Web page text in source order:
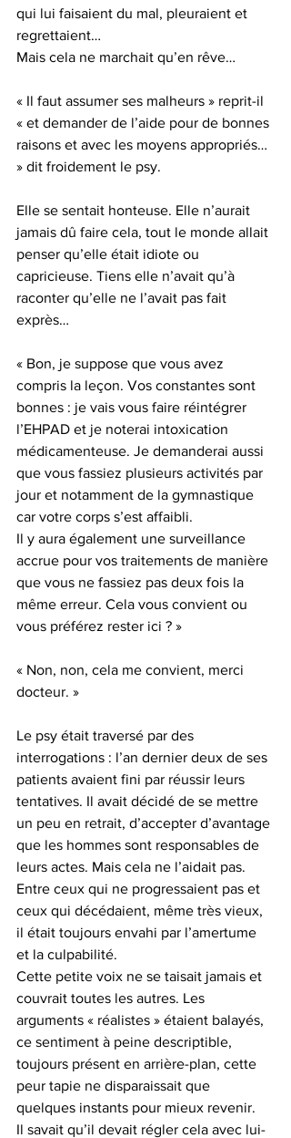
qui lui faisaient du mal, pleuraient et
regrettaient…
Mais cela ne marchait qu’en rêve…
« Il faut assumer ses malheurs » reprit-il
« et demander de l’aide pour de bonnes
raisons et avec les moyens appropriés…
» dit froidement le psy.
Elle se sentait honteuse. Elle n’aurait
jamais dû faire cela, tout le monde allait
penser qu’elle était idiote ou
capricieuse. Tiens elle n’avait qu’à
raconter qu’elle ne l’avait pas fait
exprès…
« Bon, je suppose que vous avez
compris la leçon. Vos constantes sont
bonnes : je vais vous faire réintégrer
l’EHPAD et je noterai intoxication
médicamenteuse. Je demanderai aussi
que vous fassiez plusieurs activités par
jour et notamment de la gymnastique
car votre corps s’est affaibli.
Il y aura également une surveillance
accrue pour vos traitements de manière
que vous ne fassiez pas deux fois la
même erreur. Cela vous convient ou
vous préférez rester ici ? »
« Non, non, cela me convient, merci
docteur. »
Le psy était traversé par des
interrogations : l’an dernier deux de ses
patients avaient fini par réussir leurs
tentatives. Il avait décidé de se mettre
un peu en retrait, d’accepter d’avantage
que les hommes sont responsables de
leurs actes. Mais cela ne l’aidait pas.
Entre ceux qui ne progressaient pas et
ceux qui décédaient, même très vieux,
il était toujours envahi par l’amertume
et la culpabilité.
Cette petite voix ne se taisait jamais et
couvrait toutes les autres. Les
arguments « réalistes » étaient balayés,
ce sentiment à peine descriptible,
toujours présent en arrière-plan, cette
peur tapie ne disparaissait que
quelques instants pour mieux revenir.
Il savait qu’il devait régler cela avec lui-